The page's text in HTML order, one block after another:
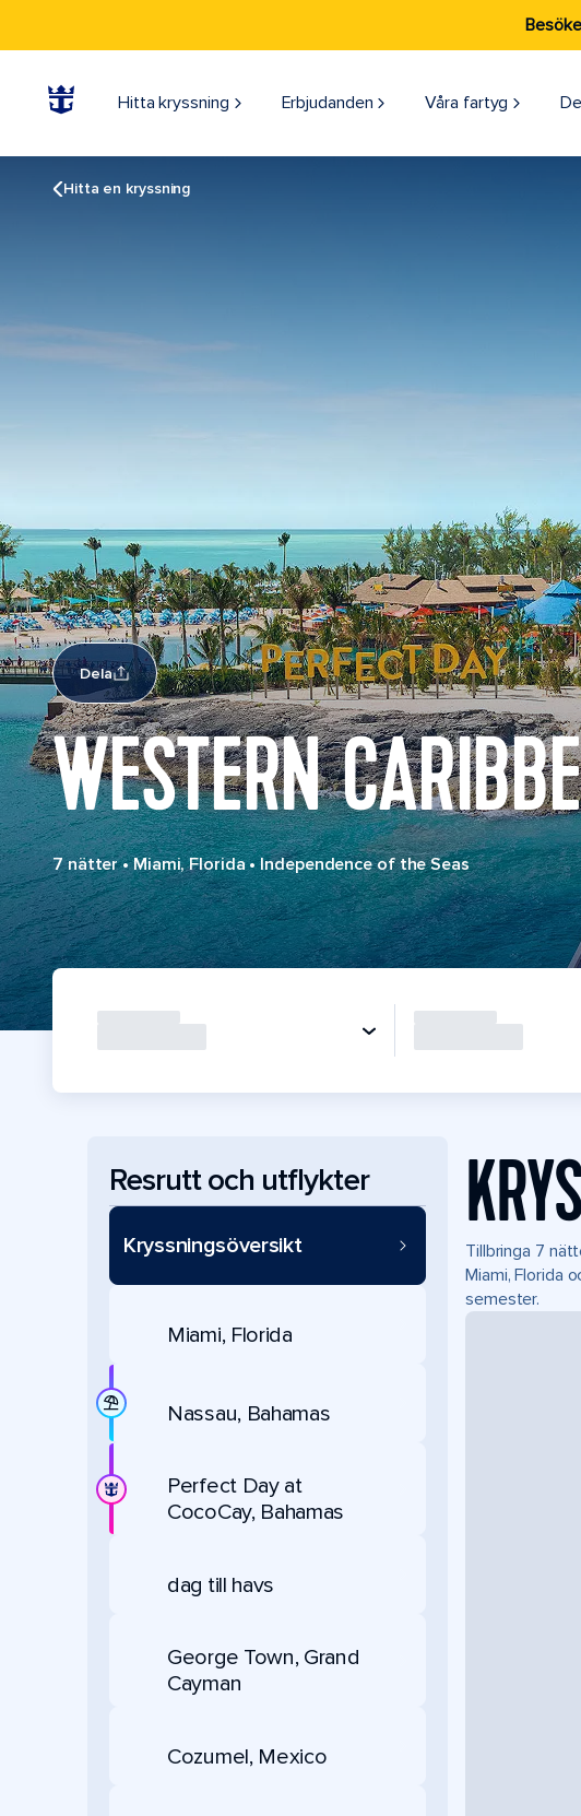
Hitta kryssning Erbjudanden Våra fartyg
Hitta en kryssning
Dela
WESTERN
7 nätter•Miami, Florida•Independence of the Seas
Resrutt och utflykter
Kryssningsöversikt
Miami, Florida
Nassau, Bahamas
Perfect Day at
CocoCay, Bahamas
dag till havs
George Town, Grand
Cayman
Cozumel, Mexico
Tillbringa 7
Miami, Florida
semester.